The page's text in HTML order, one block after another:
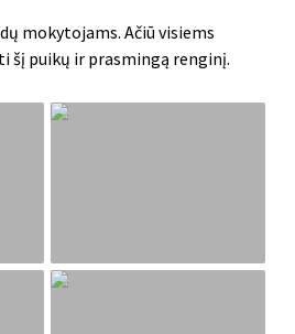
mokytojams. Ačiū visiems
šį puikų ir prasmingą renginį.